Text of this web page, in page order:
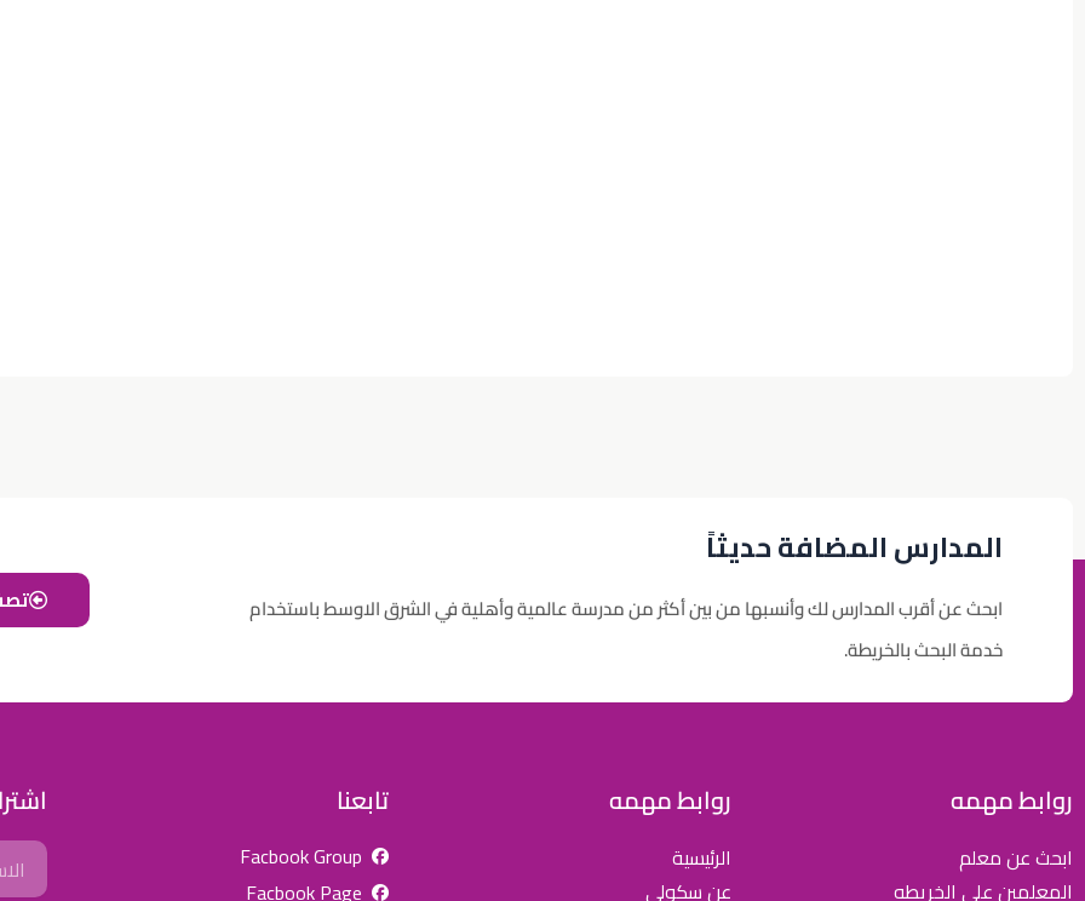
المدارس المضافة حديثاً
ابحث عن أقرب المدارس لك وأنسبها من بين أكثر من مدرسة عالمية وأهلية في الشرق الاوسط باستخدام
خدمة البحث بالخريطة.
روابط مهمه
ابحث عن معلم
المعلمين علي الخريطه
روابط مهمه
الرئيسية
عن سكولي
تابعنا
Facbook Group
Facbook Page
Name